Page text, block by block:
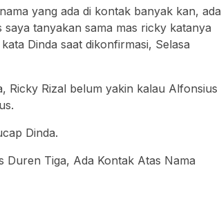
yang ada di kontak banyak kan, ada
tanyakan sama mas ricky katanya
Dinda saat dikonfirmasi, Selasa
Ricky Rizal belum yakin kalau Alfonsius
Dinda.
Duren Tiga, Ada Kontak Atas Nama